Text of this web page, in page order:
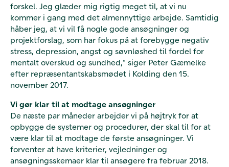
forskel. Jeg glæder mig rigtig meget til, at vi nu
kommer i gang med det almennyttige arbejde. Samtidig
håber jeg, at vi vil få nogle gode ansøgninger og
projektforslag, som har fokus på at forebygge negativ
stress, depression, angst og søvnløshed til fordel for
mentalt overskud og sundhed,” siger Peter Gæmelke
efter repræsentantskabsmødet i Kolding den 15.
november 2017.
Vi gør klar til at modtage ansøgninger
De næste par måneder arbejder vi på højtryk for at
opbygge de systemer og procedurer, der skal til for at
være klar til at modtage de første ansøgninger. Vi
forventer at have kriterier, vejledninger og
ansøgningsskemaer klar til ansøgere fra februar 2018.